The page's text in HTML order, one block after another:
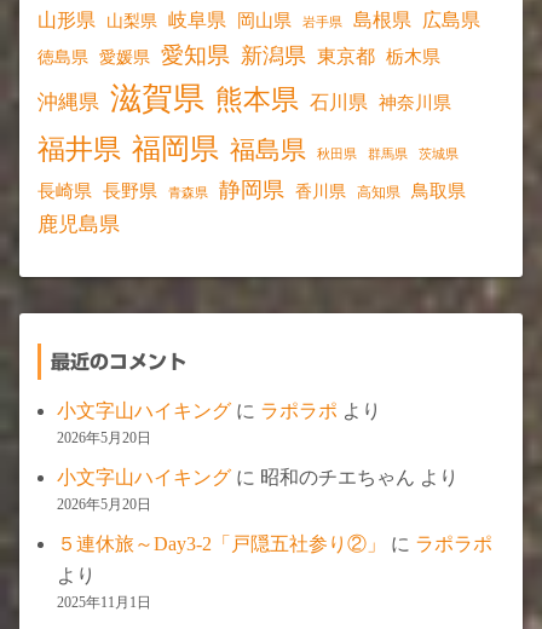
山形県 山梨県 岐阜県 岡山県 岩手県 島根県 広島県
徳島県 愛媛県 愛知県 新潟県 東京都 栃木県
沖縄県 滋賀県 熊本県 石川県 神奈川県
福井県 福岡県 福島県 秋田県 群馬県 茨城県
長崎県 長野県 青森県 静岡県 香川県 高知県 鳥取県
鹿児島県
最近のコメント
小文字山ハイキング に ラポラポ より
2026年5月20日
小文字山ハイキング に 昭和のチエちゃん より
2026年5月20日
５連休旅～Day3-2「戸隠五社参り②」 に ラポラポ
より
2025年11月1日